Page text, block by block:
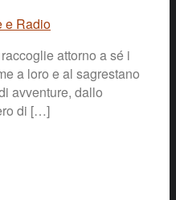
e Radio
attorno a sé i
a loro e al sagrestano
avventure, dallo
di […]